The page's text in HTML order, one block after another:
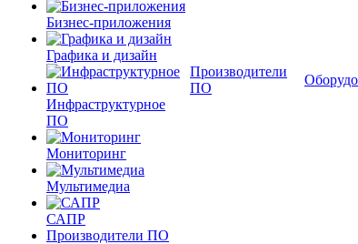
Бизнес-приложения
Графика и дизайн
Инфраструктурное
ПО
Мониторинг
Мультимедиа
САПР
Производители ПО
Производители
ПО